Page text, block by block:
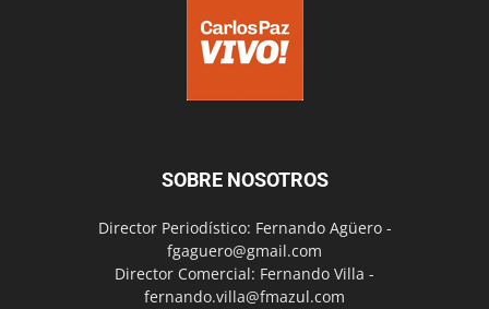
SOBRE NOSOTROS
Director Periodístico: Fernando Agüero -
fgaguero@gmail.com
Director Comercial: Fernando Villa -
fernando.villa@fmazul.com